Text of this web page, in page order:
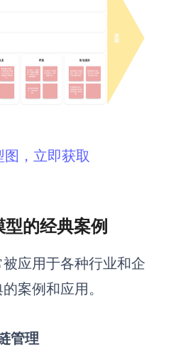
，立即获取
的经典案例
应用于各种行业和企
案例和应用。
管理